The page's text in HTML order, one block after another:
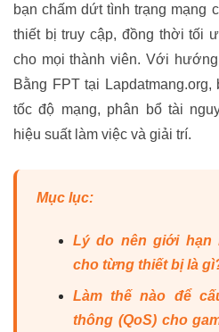
bạn chấm dứt tình trạng mạng
thiết bị truy cập, đồng thời tối
cho mọi thành viên. Với
Bằng FPT tại
tốc độ mạng, phân bổ tài
hiệu suất làm việc và giải trí.
Mục lục:
Lý do nên giới hạn
cho từng thiết bị là
Làm thế nào để
thông (QoS) cho